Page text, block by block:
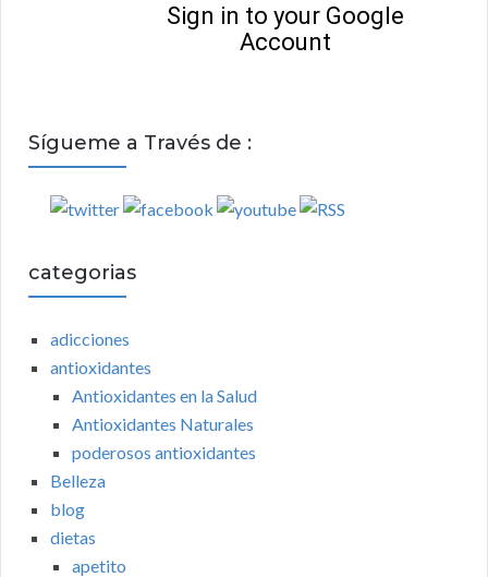
Sígueme a Través de :
categorias
adicciones
antioxidantes
Antioxidantes en la Salud
Antioxidantes Naturales
poderosos antioxidantes
Belleza
blog
dietas
apetito